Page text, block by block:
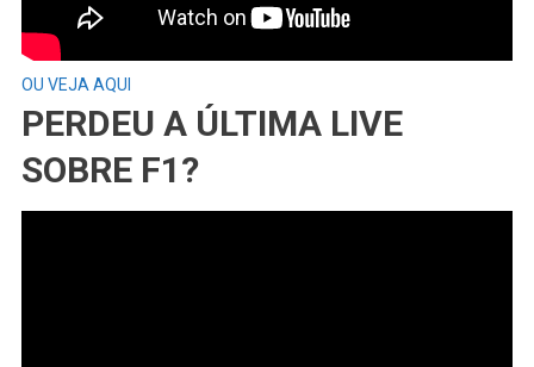
OU VEJA AQUI
PERDEU A ÚLTIMA LIVE
SOBRE F1?